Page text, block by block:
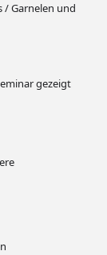
/ Garnelen und
gezeigt